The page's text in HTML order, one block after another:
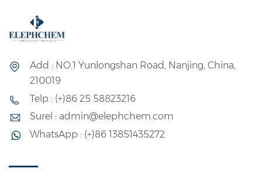
Add : NO.1 Yunlongshan Road, Nanjing, China,
210019
Telp : (+)86 25 58823216
Surel : admin@elephchem.com
WhatsApp : (+)86 13851435272